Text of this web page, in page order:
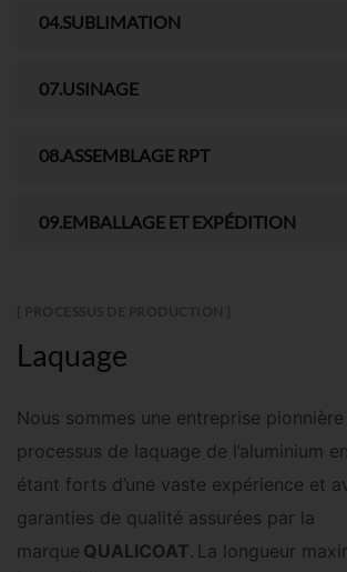
04.SUBLIMATION
07.USINAGE
08.ASSEMBLAGE RPT
09.EMBALLAGE ET EXPÉDITION
Laquage
Nous sommes une entreprise
processus de laquage de l’aluminium
étant forts d’une vaste expérience et
garanties de qualité assurées par la
marque QUALICOAT. La longueur